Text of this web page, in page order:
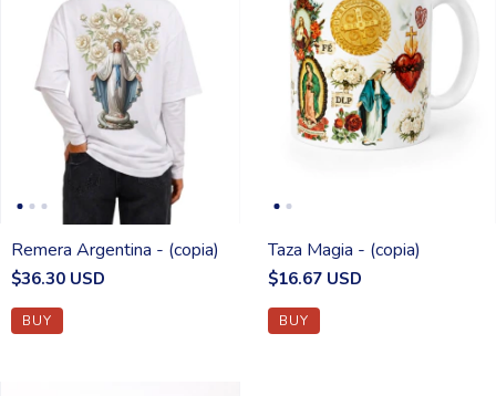
Remera Argentina - (copia)
$36.30 USD
BUY
Taza Magia - (copia)
$16.67 USD